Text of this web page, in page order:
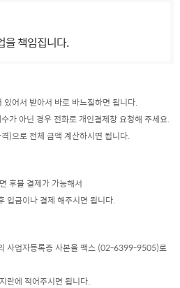
을 책임집니다.
어서 받아서 바로 바느질하면 됩니다.
가 아닌 경우 전화로 개인결제창 요청해 주세요.
)으로 전체 금액 계산하시면 됩니다.
후불 결제가 가능해서
입금이나 결제 해주시면 됩니다.
사업자등록증 사본을 팩스 (02-6399-9505)로
란에 적어주시면 됩니다.